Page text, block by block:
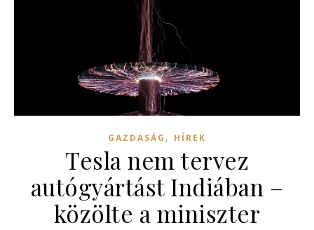
GAZDASÁG , HÍREK
Tesla nem tervez
autógyártást Indiában –
közölte a miniszter